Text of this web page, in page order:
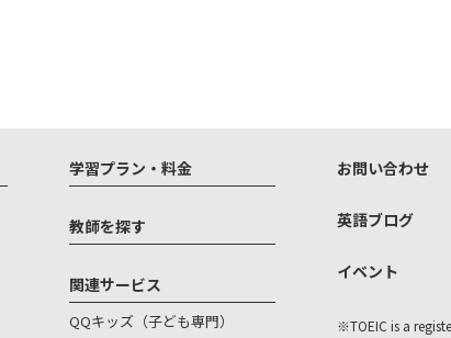
学習プラン・料金
教師を探す
関連サービス
QQキッズ（子ども専門）
お問い合わせ
英語ブログ
イベント
※TOEIC is a